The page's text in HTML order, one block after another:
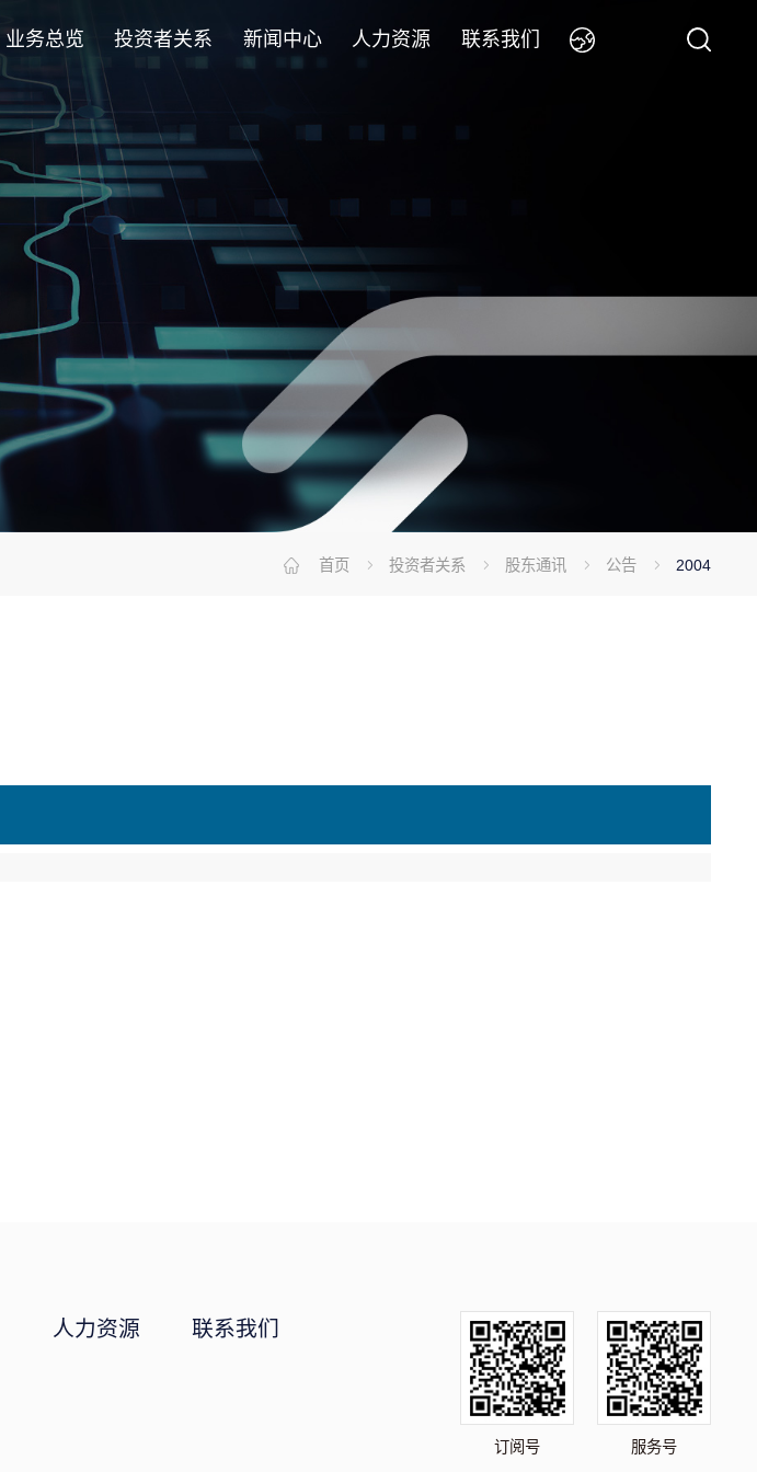
业务总览 投资者关系 新闻中心 人力资源 联系我们
首页 投资者关系 股东通讯 公告 2004
人力资源 联系我们
订阅号 服务号